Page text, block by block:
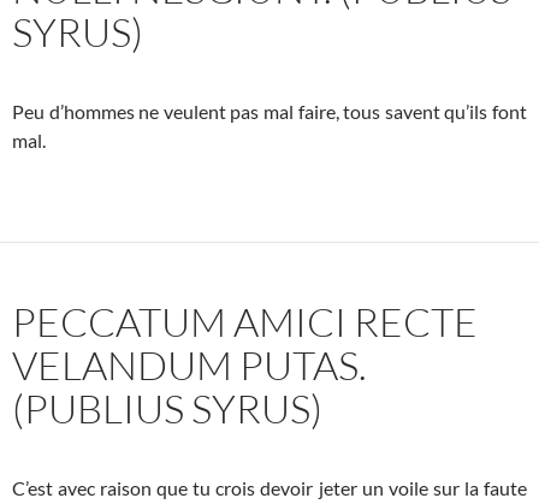
SYRUS)
Peu d’hommes ne veulent pas mal faire, tous savent qu’ils font
mal.
PECCATUM AMICI RECTE
VELANDUM PUTAS.
(PUBLIUS SYRUS)
C’est avec raison que tu crois devoir jeter un voile sur la faute